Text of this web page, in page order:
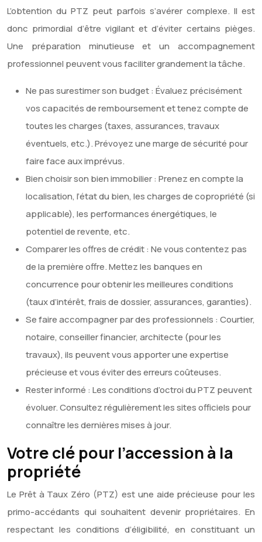
L’obtention du PTZ peut parfois s’avérer complexe. Il est
donc primordial d’être vigilant et d’éviter certains pièges.
Une préparation minutieuse et un accompagnement
professionnel peuvent vous faciliter grandement la tâche.
Ne pas surestimer son budget : Évaluez précisément
vos capacités de remboursement et tenez compte de
toutes les charges (taxes, assurances, travaux
éventuels, etc.). Prévoyez une marge de sécurité pour
faire face aux imprévus.
Bien choisir son bien immobilier : Prenez en compte la
localisation, l’état du bien, les charges de copropriété (si
applicable), les performances énergétiques, le
potentiel de revente, etc.
Comparer les offres de crédit : Ne vous contentez pas
de la première offre. Mettez les banques en
concurrence pour obtenir les meilleures conditions
(taux d’intérêt, frais de dossier, assurances, garanties).
Se faire accompagner par des professionnels : Courtier,
notaire, conseiller financier, architecte (pour les
travaux), ils peuvent vous apporter une expertise
précieuse et vous éviter des erreurs coûteuses.
Rester informé : Les conditions d’octroi du PTZ peuvent
évoluer. Consultez régulièrement les sites officiels pour
connaître les dernières mises à jour.
Votre clé pour l’accession à la
propriété
Le Prêt à Taux Zéro (PTZ) est une aide précieuse pour les
primo-accédants qui souhaitent devenir propriétaires. En
respectant les conditions d’éligibilité, en constituant un